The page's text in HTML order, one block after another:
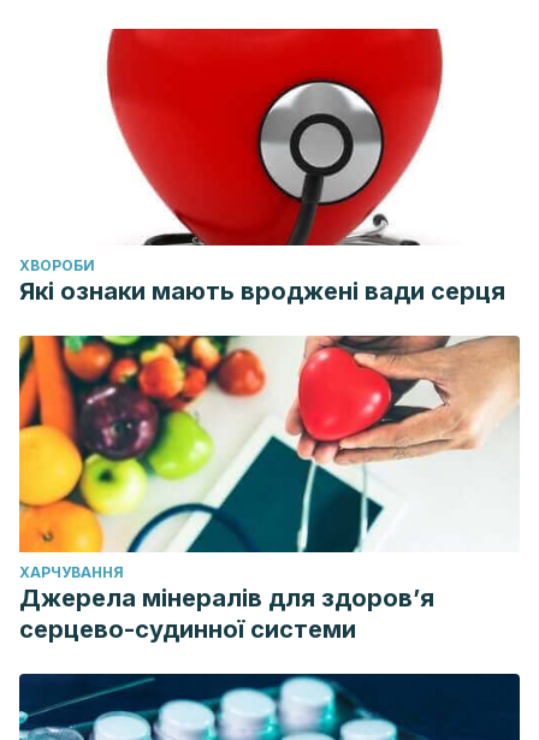
ХВОРОБИ
Які ознаки мають вроджені вади серця
ХАРЧУВАННЯ
Джерела мінералів для здоров’я
серцево-судинної системи